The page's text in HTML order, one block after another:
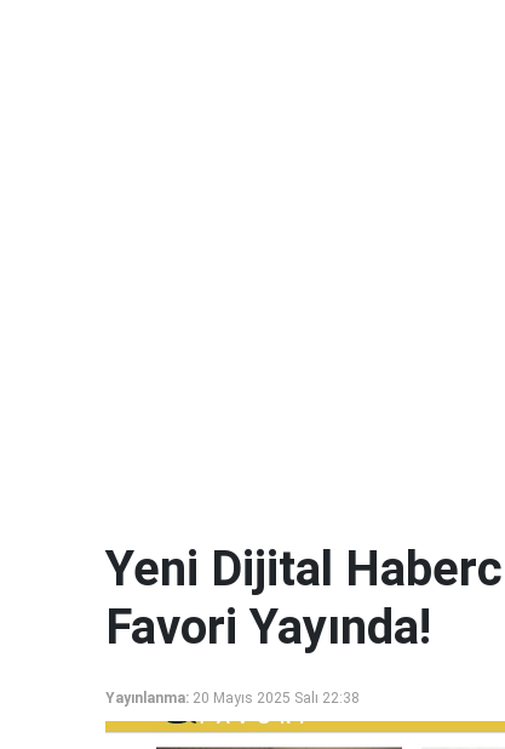
Yeni Dijital
Favori Yayında!
Yayınlanma: 20 Mayıs 2025 Salı 22:38